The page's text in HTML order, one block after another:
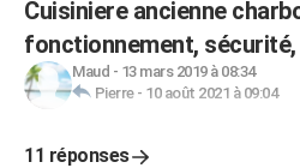
Cuisiniere ancienne
fonctionnement, sécurité,
Maud - 13 mars 2019 à 08:34
Pierre- 10 août 2021 à 09:04
11 réponses